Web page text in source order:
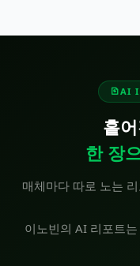
AI
흩
한 장
매체마다 따로 노는
이노빈의 AI 리포트는